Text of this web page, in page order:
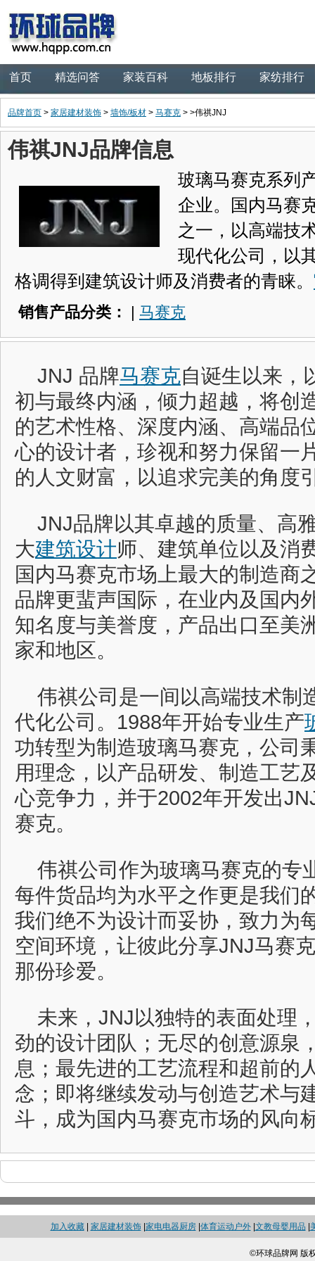
首页 精选问答 家装百科 地板排行 家纺排行
品牌首页 > 家居建材装饰 > 墙饰/板材 > 马赛克 > >伟祺JNJ
伟祺JNJ品牌信息
玻璃马赛克系列
企业。国内马赛
之一，以高端技
现代化公司，以
格调得到建筑设计师及消费者的青睐。
销售产品分类： | 马赛克
JNJ 品牌马赛克自诞生以来，
初与最终内涵，倾力超越，将创
的艺术性格、深度内涵、高端品
心的设计者，珍视和努力保留一
的人文财富，以追求完美的角度
JNJ品牌以其卓越的质量、高
大建筑设计师、建筑单位以及消
国内马赛克市场上最大的制造商
品牌更蜚声国际，在业内及国内
知名度与美誉度，产品出口至美
家和地区。
伟祺公司是一间以高端技术制
代化公司。1988年开始专业生产
功转型为制造玻璃马赛克，公司
用理念，以产品研发、制造工艺
心竞争力，并于2002年开发出
赛克。
伟祺公司作为玻璃马赛克的专
每件货品均为水平之作更是我们
我们绝不为设计而妥协，致力为
空间环境，让彼此分享JNJ马赛
那份珍爱。
未来，JNJ以独特的表面处理
劲的设计团队；无尽的创意源泉
息；最先进的工艺流程和超前的
念；即将继续发动与创造艺术与
斗，成为国内马赛克市场的风向
加入收藏| 家居建材装饰| 家电电器厨房| 体育运动户外| 文教母婴用品
©环球品牌网 版